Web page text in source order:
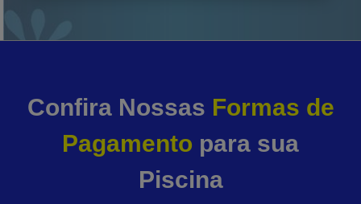
Confira Nossas Formas de
Pagamento para sua
Piscina